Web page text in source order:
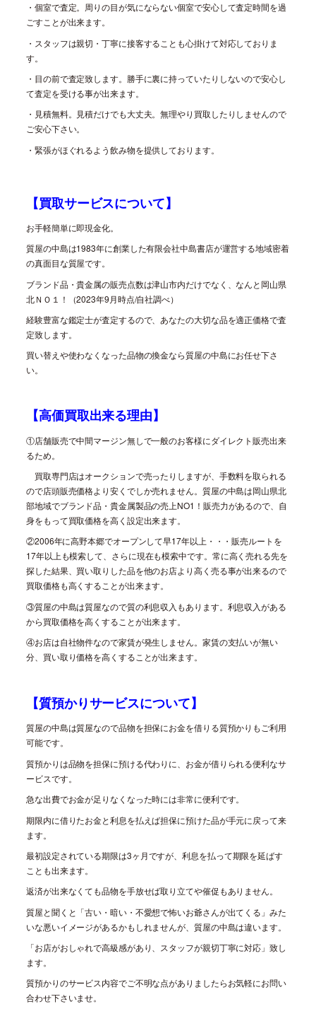
・個室で査定。周りの目が気にならない個室で安心して査定時間を過
ごすことが出来ます。
・スタッフは親切・丁寧に接客することも心掛けて対応しておりま
す。
・目の前で査定致します。勝手に裏に持っていたりしないので安心し
て査定を受ける事が出来ます。
・見積無料。見積だけでも大丈夫。無理やり買取したりしませんので
ご安心下さい。
・緊張がほぐれるよう飲み物を提供しております。
【買取サービスについて】
お手軽簡単に即現金化。
質屋の中島は1983年に創業した有限会社中島書店が運営する地域密着
の真面目な質屋です。
ブランド品・貴金属の販売点数は津山市内だけでなく、なんと岡山県
北ＮＯ１！（2023年9月時点/自社調べ）
経験豊富な鑑定士が査定するので、あなたの大切な品を適正価格で査
定致します。
買い替えや使わなくなった品物の換金なら質屋の中島にお任せ下さ
い。
【高価買取出来る理由】
①店舗販売で中間マージン無しで一般のお客様にダイレクト販売出来
るため。
買取専門店はオークションで売ったりしますが、手数料を取られる
ので店頭販売価格より安くでしか売れません。質屋の中島は岡山県北
部地域でブランド品・貴金属製品の売上NO1 ！販売力があるので、自
身をもって買取価格を高く設定出来ます。
②2006年に高野本郷でオープンして早17年以上・・・販売ルートを
17年以上も模索して、さらに現在も模索中です。常に高く売れる先を
探した結果、買い取りした品を他のお店より高く売る事が出来るので
買取価格も高くすることが出来ます。
③質屋の中島は質屋なので質の利息収入もあります。利息収入がある
から買取価格を高くすることが出来ます。
④お店は自社物件なので家賃が発生しません。家賃の支払いが無い
分、買い取り価格を高くすることが出来ます。
【質預かりサービスについて】
質屋の中島は質屋なので品物を担保にお金を借りる質預かりもご利用
可能です。
質預かりは品物を担保に預ける代わりに、お金が借りられる便利なサ
ービスです。
急な出費でお金が足りなくなった時には非常に便利です。
期限内に借りたお金と利息を払えば担保に預けた品が手元に戻って来
ます。
最初設定されている期限は3ヶ月ですが、利息を払って期限を延ばす
ことも出来ます。
返済が出来なくても品物を手放せば取り立てや催促もありません。
質屋と聞くと「古い・暗い・不愛想で怖いお爺さんが出てくる」みた
いな悪いイメージがあるかもしれませんが、質屋の中島は違います。
「お店がおしゃれで高級感があり、スタッフが親切丁寧に対応」致し
ます。
質預かりのサービス内容でご不明な点がありましたらお気軽にお問い
合わせ下さいませ。